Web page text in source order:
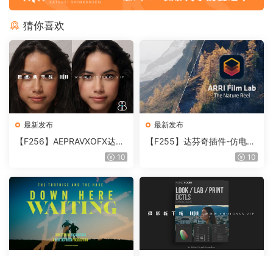
猜你喜欢
最新发布
【F256】AEPRAVXOFX达芬
奇视频人像磨皮润肤美颜插件
10
最新发布
【F255】达芬奇插件-仿电影
胶片视频调色插件 ARRI Film
10